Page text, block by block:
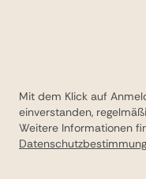
Mit dem Klick auf
einverstanden,
Weitere Informationen